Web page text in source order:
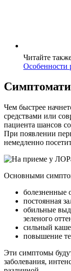
Читайте
Особенности
Чем быстрее
средствами или
пациента шансов
При появлении
немедленно
Основными
болезненные
постоянная
обильные
зеленого
сильный
повышение
Эти симптомы
заболевания,